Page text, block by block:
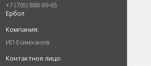
+7 (705) 888-69-65
Ербол
ИП Есимxанов